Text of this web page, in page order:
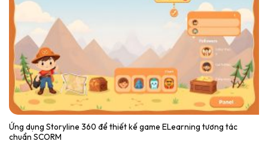
Ứng dụng Storyline 360 để thiết kế game ELearning tương tác
chuẩn SCORM